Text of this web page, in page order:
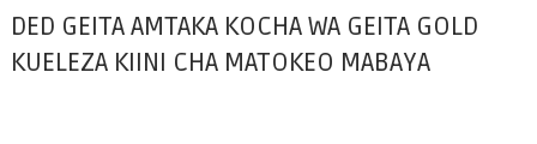
DED GEITA AMTAKA KOCHA WA GEITA GOLD
KUELEZA KIINI CHA MATOKEO MABAYA